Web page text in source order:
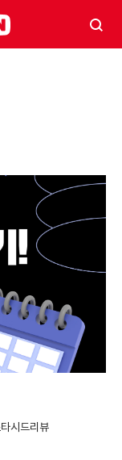
시드리뷰